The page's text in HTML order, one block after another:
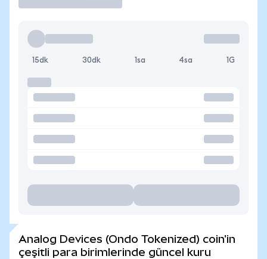
15dk 30dk 1sa 4sa 1G
Analog Devices (Ondo Tokenized) coin'in
çeşitli para birimlerinde güncel kuru